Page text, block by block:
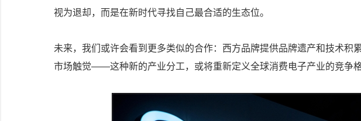
视为退却，而是在新时代寻找自己最合适的生态位。
未来，我们或许会看到更多类似的合作：西方品牌提供品牌遗产和技术积
市场触觉——这种新的产业分工，或将重新定义全球消费电子产业的竞争格